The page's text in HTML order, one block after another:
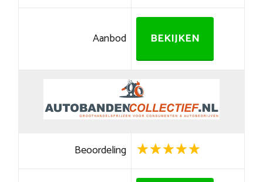
Aanbod BEKIJKEN
Beoordeling